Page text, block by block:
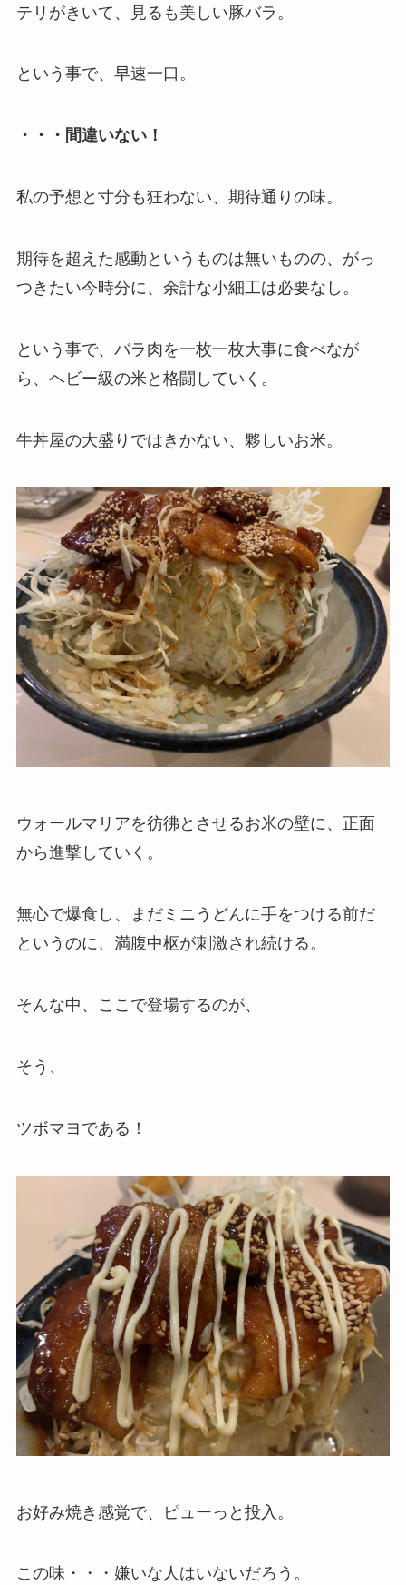
テリがきいて、見るも美しい豚バラ。
という事で、早速一口。
・・・間違いない！
私の予想と寸分も狂わない、期待通りの味。
期待を超えた感動というものは無いものの、がっ
つきたい今時分に、余計な小細工は必要なし。
という事で、バラ肉を一枚一枚大事に食べなが
ら、ヘビー級の米と格闘していく。
牛丼屋の大盛りではきかない、夥しいお米。
ウォールマリアを彷彿とさせるお米の壁に、正面
から進撃していく。
無心で爆食し、まだミニうどんに手をつける前だ
というのに、満腹中枢が刺激され続ける。
そんな中、ここで登場するのが、
そう、
ツボマヨである！
お好み焼き感覚で、ピューっと投入。
この味・・・嫌いな人はいないだろう。